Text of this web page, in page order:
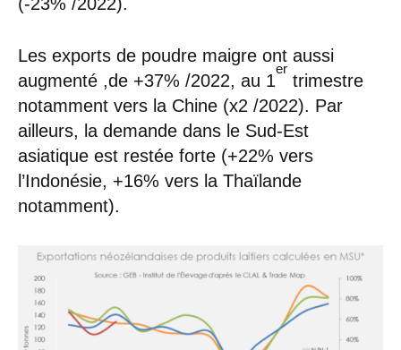
Les exports de poudre maigre ont aussi
augmenté ,de +37% /2022, au 1
er
trimestre
notamment vers la Chine (x2 /2022). Par
ailleurs, la demande dans le Sud-Est
asiatique est restée forte (+22% vers
l’Indonésie, +16% vers la Thaïlande
notamment).